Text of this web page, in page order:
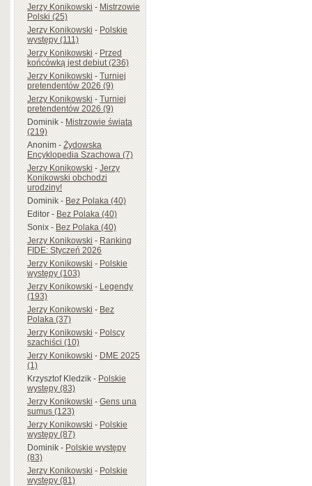
Jerzy Konikowski-Mistrzowie
Polski (25)
Jerzy Konikowski-Polskie
występy (111)
Jerzy Konikowski-Przed
końcówką jest debiut (236)
Jerzy Konikowski-Turniej
pretendentów 2026 (9)
Jerzy Konikowski-Turniej
pretendentów 2026 (9)
Dominik-Mistrzowie świata
(219)
Anonim-Żydowska
Encyklopedia Szachowa (7)
Jerzy Konikowski-Jerzy
Konikowski obchodzi
urodziny!
Dominik-Bez Polaka (40)
Editor-Bez Polaka (40)
Sonix-Bez Polaka (40)
Jerzy Konikowski-Ranking
FIDE: Styczeń 2026
Jerzy Konikowski-Polskie
występy (103)
Jerzy Konikowski-Legendy
(193)
Jerzy Konikowski-Bez
Polaka (37)
Jerzy Konikowski-Polscy
szachiści (10)
Jerzy Konikowski-DME 2025
(1)
Krzysztof Kledzik-Polskie
występy (83)
Jerzy Konikowski-Gens una
sumus (123)
Jerzy Konikowski-Polskie
występy (87)
Dominik-Polskie występy
(83)
Jerzy Konikowski-Polskie
występy (81)